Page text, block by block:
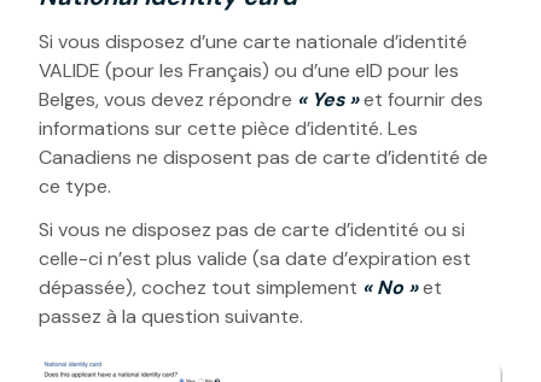
Si vous disposez d’une carte nationale d’identité
VALIDE (pour les Français) ou d’une eID pour les
Belges, vous devez répondre « Yes »et fournir des
informations sur cette pièce d’identité. Les
Canadiens ne disposent pas de carte d’identité de
ce type.
Si vous ne disposez pas de carte d’identité ou si
celle-ci n’est plus valide (sa date d’expiration est
dépassée), cochez tout simplement « No »et
passez à la question suivante.